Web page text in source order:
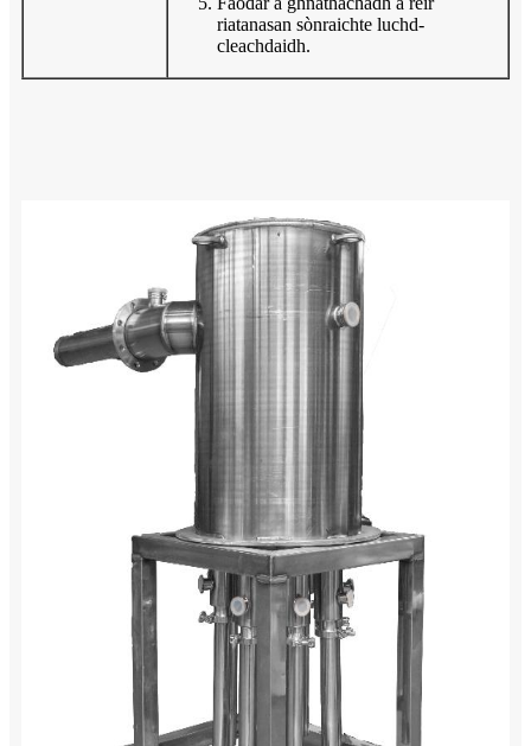
riatanasan sònraichte luchd-
cleachdaidh.